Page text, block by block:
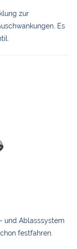
zur
Es
und Ablasssystem
festfahren.